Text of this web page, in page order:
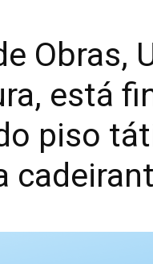
Obras,
está
piso